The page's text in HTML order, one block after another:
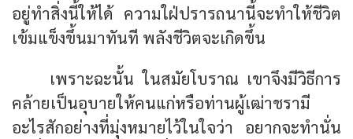
อยู่ทำสิ่งนี้ให้ได้ ความใฝ่ปรารถนานี้จะทำให้ชีวิต
เข้มแข็งขึ้นมาทันที พลังชีวิตจะเกิดขึ้น
เพราะฉะนั้น ในสมัยโบราณ เขาจึงมีวิธีการ
คล้ายเป็นอุบายให้คนแก่หรือท่านผู้เฒ่าชรามี
อะไรสักอย่างที่มุ่งหมายไว้ในใจว่า อยากจะทำนั่น